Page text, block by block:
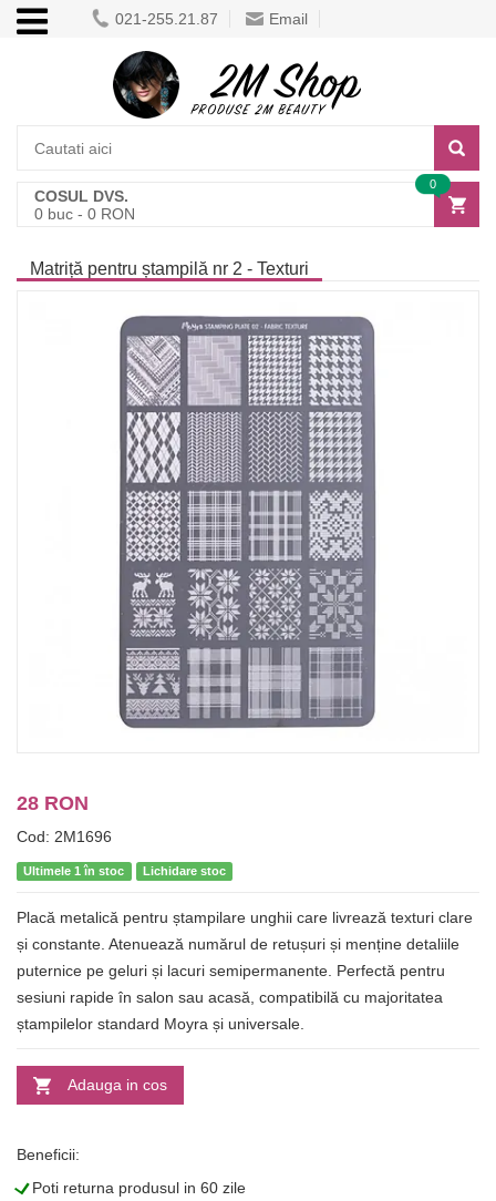
021-255.21.87 Email
COSUL DVS.
0 buc - 0 RON
0
Matriță pentru ștampilă nr 2 - Texturi
28 RON
Cod: 2M1696
Ultimele 1 în stoc Lichidare stoc
Placă metalică pentru ștampilare unghii care livrează texturi clare
și constante. Atenuează numărul de retușuri și menține detaliile
puternice pe geluri și lacuri semipermanente. Perfectă pentru
sesiuni rapide în salon sau acasă, compatibilă cu majoritatea
ștampilelor standard Moyra și universale.
Adauga in cos
Beneficii:
LPoti returna produsul in 60 zile